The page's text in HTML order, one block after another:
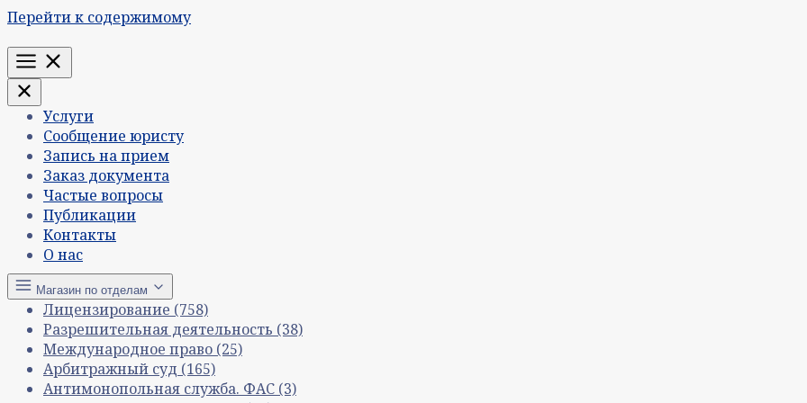
Перейти к содержимому
Меню
Услуги
Сообщение юристу
Запись на прием
Заказ документа
Частые вопросы
Публикации
Контакты
О нас
Магазин по отделам
Лицензирование (758)
Разрешительная деятельность (38)
Международное право (25)
Арбитражный суд (165)
Антимонопольная служба. ФАС (3)